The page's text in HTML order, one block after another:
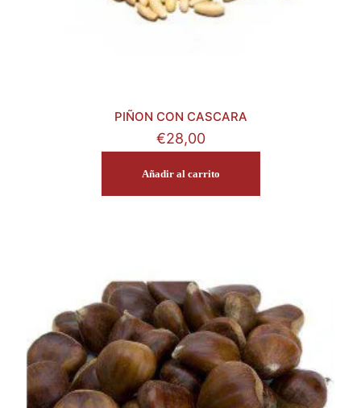
PIÑON CON CASCARA
€28,00
Añadir al carrito